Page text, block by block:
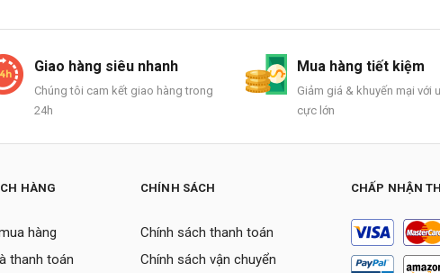
Giao hàng siêu nhanh
Chúng tôi cam kết giao hàng trong
24h
Mua hàng tiết kiệm
Giảm giá & khuyến mại với
cực lớn
HÀNG
hàng
thanh toán
CHÍNH SÁCH
Chính sách thanh toán
Chính sách vận chuyển
CHẤP NHẬN